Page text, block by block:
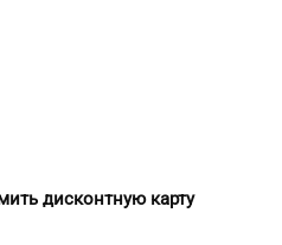
дисконтную карту